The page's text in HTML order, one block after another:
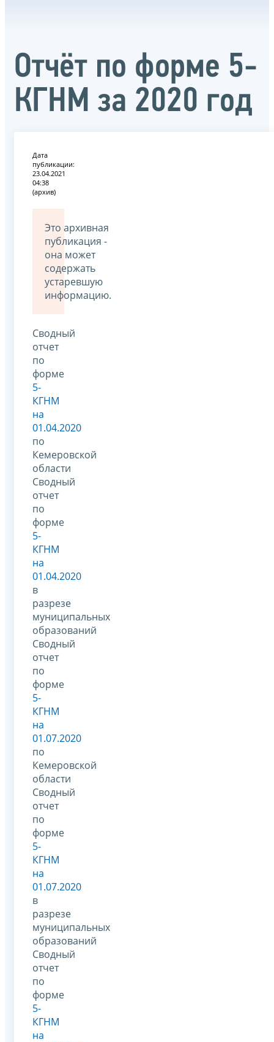
Отчёт по форме 5-
КГНМ за 2020 год
Дата
публикации:
23.04.2021
04:38
(архив)
Это архивная
публикация -
она может
содержать
устаревшую
информацию.
Сводный
отчет
по
форме
5-
КГНМ
на
01.04.2020
по
Кемеровской
области
Сводный
отчет
по
форме
5-
КГНМ
на
01.04.2020
в
разрезе
муниципальных
образований
Сводный
отчет
по
форме
5-
КГНМ
на
01.07.2020
по
Кемеровской
области
Сводный
отчет
по
форме
5-
КГНМ
на
01.07.2020
в
разрезе
муниципальных
образований
Сводный
отчет
по
форме
5-
КГНМ
на